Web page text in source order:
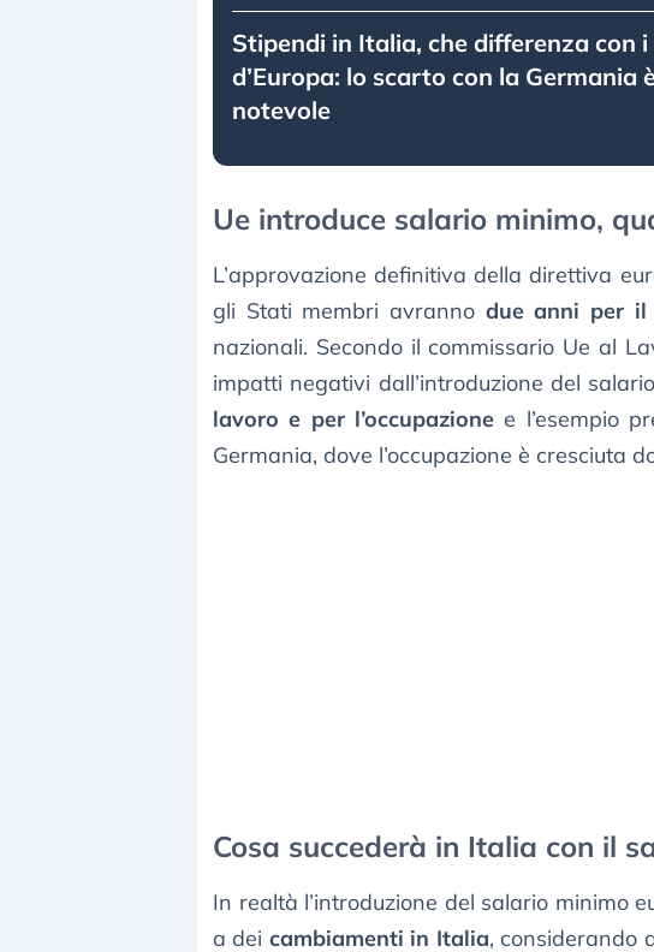
Stipendi in Italia, che differenza con i
d’Europa: lo scarto con la Germania
notevole
Ue introduce salario minimo,
L’approvazione definitiva della direttiva
gli Stati membri avranno due anni per il
nazionali. Secondo il commissario Ue al
impatti negativi dall’introduzione del
lavoro e per l’occupazionee l’esempio
Germania, dove l’occupazione è cresciuta
Cosa succederà in Italia con il
In realtà l’introduzione del salario minimo
a dei cambiamenti in Italia, considerando